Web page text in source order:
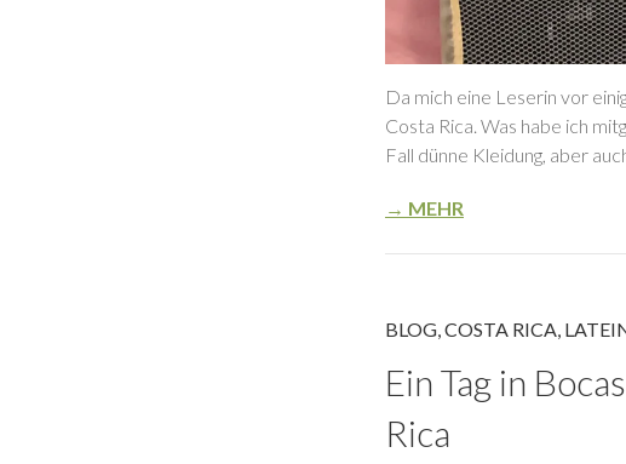
Da mich eine Leserin vor
Costa Rica. Was habe ich
Fall dünne Kleidung, aber
→ MEHR
BLOG,COSTA RICA,
Ein Tag in
Rica